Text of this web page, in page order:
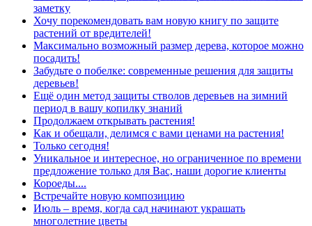
заметку
Хочу порекомендовать вам новую книгу по защите
растений от вредителей!
Максимально возможный размер дерева, которое можно
посадить!
Забудьте о побелке: современные решения для защиты
деревьев!
Ещё один метод защиты стволов деревьев на зимний
период в вашу копилку знаний
Продолжаем открывать растения!
Как и обещали, делимся с вами ценами на растения!
Только сегодня!
Уникальное и интересное, но ограниченное по времени
предложение только для Вас, наши дорогие клиенты
Короеды....
Встречайте новую композицию
Июль – время, когда сад начинают украшать
многолетние цветы